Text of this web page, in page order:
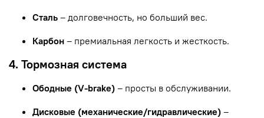
Сталь – долговечность, но больший вес.
Карбон – премиальная легкость и жесткость.
4. Тормозная система
Ободные (V-brake) – просты в обслуживании.
Дисковые (механические/гидравлические) –